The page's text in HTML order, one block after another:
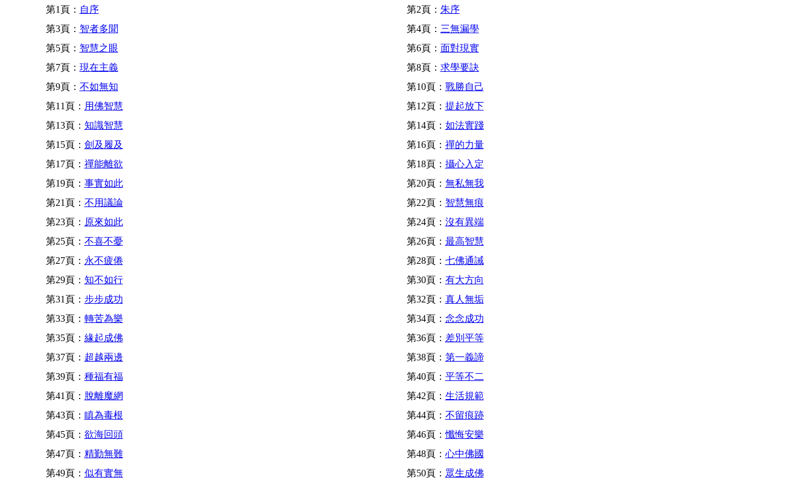
第1頁： 自序 第2頁： 朱序
第3頁： 智者多聞 第4頁： 三無漏學
第5頁： 智慧之眼 第6頁： 面對現實
第7頁： 現在主義 第8頁： 求學要訣
第9頁： 不如無知 第10頁： 戰勝自己
第11頁： 用佛智慧 第12頁： 提起放下
第13頁： 知識智慧 第14頁： 如法實踐
第15頁： 劍及履及 第16頁： 禪的力量
第17頁： 禪能離欲 第18頁： 攝心入定
第19頁： 事實如此 第20頁： 無私無我
第21頁： 不用議論 第22頁： 智慧無痕
第23頁： 原來如此 第24頁： 沒有異端
第25頁： 不喜不憂 第26頁： 最高智慧
第27頁： 永不疲倦 第28頁： 七佛通誡
第29頁： 知不如行 第30頁： 有大方向
第31頁： 步步成功 第32頁： 真人無垢
第33頁： 轉苦為樂 第34頁： 念念成功
第35頁： 緣起成佛 第36頁： 差別平等
第37頁： 超越兩邊 第38頁： 第一義諦
第39頁： 種福有福 第40頁： 平等不二
第41頁： 脫離魔網 第42頁： 生活規範
第43頁： 瞋為毒根 第44頁： 不留痕跡
第45頁： 欲海回頭 第46頁：懺悔安樂
第47頁： 精勤無難 第48頁： 心中佛國
第49頁： 似有實無 第50頁： 眾生成佛